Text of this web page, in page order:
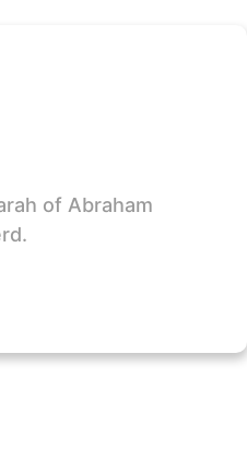
of Abraham